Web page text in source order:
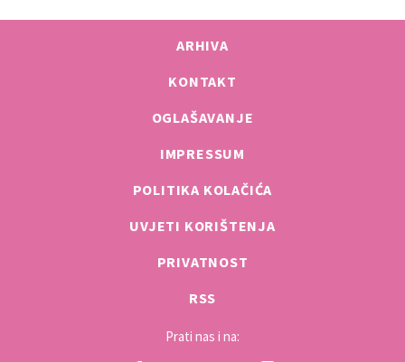
ARHIVA
KONTAKT
OGLAŠAVANJE
IMPRESSUM
POLITIKA KOLAČIĆA
UVJETI KORIŠTENJA
PRIVATNOST
RSS
Prati nas i na: